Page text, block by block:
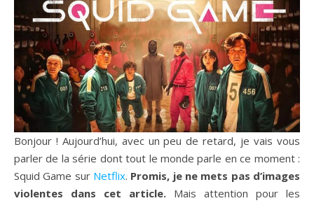
Bonjour ! Aujourd’hui, avec un peu de retard, je vais vous
parler de la série dont tout le monde parle en ce moment :
Squid Game sur Netflix. Promis, je ne mets pas d’images
violentes dans cet article. Mais attention pour les